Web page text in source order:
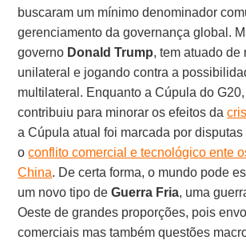
buscaram um mínimo denominador
gerenciamento da governança global.
governo Donald Trump, tem atuado de
unilateral e jogando contra a
multilateral. Enquanto a Cúpula do
contribuiu para minorar os efeitos da
a Cúpula atual foi marcada por
oconflito comercial e tecnológico ente
China. De certa forma, o mundo pode
um novo tipo deGuerra Fria, uma
Oeste de grandes proporções, pois
comerciais mas também questões